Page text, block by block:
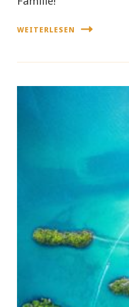
WEITERLESEN